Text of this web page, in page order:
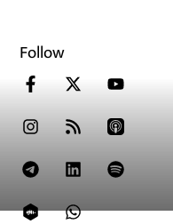
Follow